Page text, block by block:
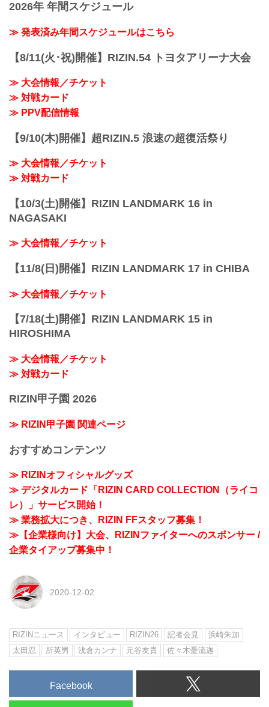
2026年 年間スケジュール
≫ 発表済み年間スケジュールはこちら
【8/11(火･祝)開催】RIZIN.54 トヨタアリーナ大会
≫ 大会情報／チケット
≫ 対戦カード
≫ PPV配信情報
【9/10(木)開催】超RIZIN.5 浪速の超復活祭り
≫ 大会情報／チケット
≫ 対戦カード
【10/3(土)開催】RIZIN LANDMARK 16 in
NAGASAKI
≫ 大会情報／チケット
【11/8(日)開催】RIZIN LANDMARK 17 in CHIBA
≫ 大会情報／チケット
【7/18(土)開催】RIZIN LANDMARK 15 in
HIROSHIMA
≫ 大会情報／チケット
≫ 対戦カード
RIZIN甲子園 2026
≫ RIZIN甲子園 関連ページ
おすすめコンテンツ
≫ RIZINオフィシャルグッズ
≫ デジタルカード「RIZIN CARD COLLECTION（ライコ
レ）」サービス開始！
≫ 業務拡大につき、RIZIN FFスタッフ募集！
≫【企業様向け】大会、RIZINファイターへのスポンサー /
企業タイアップ募集中！
2020-12-02
RIZINニュース インタビュー RIZIN26 記者会見
浜崎朱加
太田忍
所英男 浅倉カンナ 元谷友貴 佐々木憂流迦
Facebook